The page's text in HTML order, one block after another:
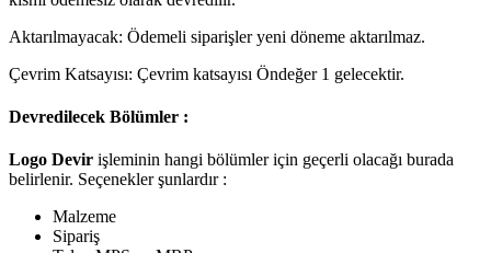
Aktarılmayacak: Ödemeli siparişler yeni döneme aktarılmaz.
Çevrim Katsayısı: Çevrim katsayısı Öndeğer 1 gelecektir.
Devredilecek Bölümler :
Logo Devir işleminin hangi bölümler için geçerli olacağı burada
belirlenir. Seçenekler şunlardır :
Malzeme
Sipariş